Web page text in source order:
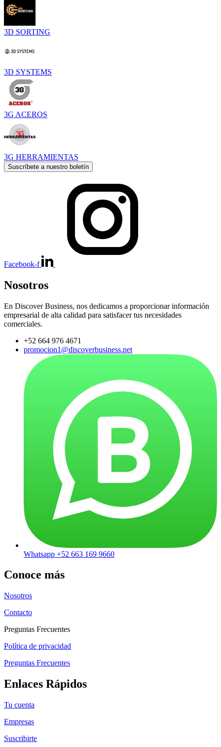
3D SORTING
3D SYSTEMS
3G ACEROS
3G HERRAMIENTAS
Suscríbete a nuestro boletín
Facebook-f
Nosotros
En Discover Business, nos dedicamos a proporcionar información
empresarial de alta calidad para satisfacer tus necesidades
comerciales.
+52 664 976 4671
promocion1@discoverbusiness.net
Whatsapp +52 663 169 9660
Conoce más
Nosotros
Contacto
Preguntas Frecuentes
Política de privacidad
Preguntas Frecuentes
Enlaces Rápidos
Tu cuenta
Empresas
Suscribirte